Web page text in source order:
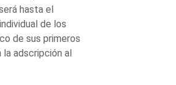
hasta el
de los
de sus primeros
la adscripción al